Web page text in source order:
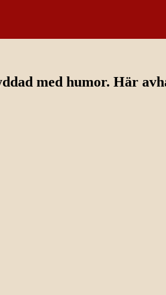
med humor. Här